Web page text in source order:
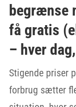
begrænse
få gratis
– hver
Stigende priser
forbrug sætter